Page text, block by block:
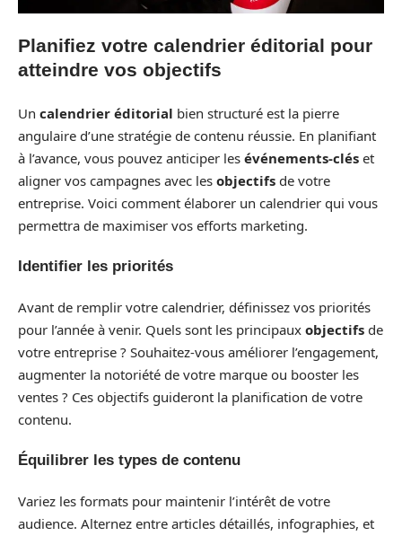
Planifiez votre calendrier éditorial pour
atteindre vos objectifs
Un calendrier éditorial bien structuré est la pierre
angulaire d’une stratégie de contenu réussie. En planifiant
à l’avance, vous pouvez anticiper les événements-clés et
aligner vos campagnes avec les objectifs de votre
entreprise. Voici comment élaborer un calendrier qui vous
permettra de maximiser vos efforts marketing.
Identifier les priorités
Avant de remplir votre calendrier, définissez vos priorités
pour l’année à venir. Quels sont les principaux objectifs de
votre entreprise ? Souhaitez-vous améliorer l’engagement,
augmenter la notoriété de votre marque ou booster les
ventes ? Ces objectifs guideront la planification de votre
contenu.
Équilibrer les types de contenu
Variez les formats pour maintenir l’intérêt de votre
audience. Alternez entre articles détaillés, infographies, et